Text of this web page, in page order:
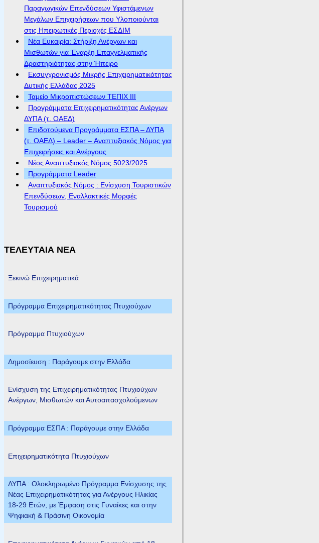
Παραγωγικών Επενδύσεων Υφιστάμενων
Μεγάλων Επιχειρήσεων που Υλοποιούνται
στις Ηπειρωτικές Περιοχές ΕΣΔΙΜ
Νέα Ευκαιρία: Στήριξη Ανέργων και
Μισθωτών για Έναρξη Επαγγελματικής
Δραστηριότητας στην Ήπειρο
Εκσυγχρονισμός Μικρής Επιχειρηματικότητας
Δυτικής Ελλάδας 2025
Ταμείο Μικροπιστώσεων ΤΕΠΙΧ ΙΙΙ
Προγράμματα Επιχειρηματικότητας Ανέργων
ΔΥΠΑ (τ. ΟΑΕΔ)
Επιδοτούμενα Προγράμματα ΕΣΠΑ – ΔΥΠΑ
(τ. ΟΑΕΔ) – Leader – Αναπτυξιακός Νόμος για
Επιχειρήσεις και Ανέργους
Νέος Αναπτυξιακός Νόμος 5023/2025
Προγράμματα Leader
Αναπτυξιακός Νόμος : Ενίσχυση Τουριστικών
Επενδύσεων, Εναλλακτικές Μορφές
Τουρισμού
ΤΕΛΕΥΤΑΙΑ ΝΕΑ
Ξεκινώ Επιχειρηματικά
Πρόγραμμα Επιχειρηματικότητας Πτυχιούχων
Πρόγραμμα Πτυχιούχων
Δημοσίευση : Παράγουμε στην Ελλάδα
Ενίσχυση της Επιχειρηματικότητας Πτυχιούχων
Ανέργων, Μισθωτών και Αυτοαπασχολούμενων
Πρόγραμμα ΕΣΠΑ : Παράγουμε στην Ελλάδα
Επιχειρηματικότητα Πτυχιούχων
ΔΥΠΑ : Ολοκληρωμένο Πρόγραμμα Ενίσχυσης της
Νέας Επιχειρηματικότητας για Ανέργους Ηλικίας
18-29 Ετών, με Έμφαση στις Γυναίκες και στην
Ψηφιακή & Πράσινη Οικονομία